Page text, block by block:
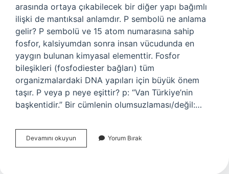
arasında ortaya çıkabilecek bir diğer yapı bağımlı
ilişki de mantıksal anlamdır. P sembolü ne anlama
gelir? P sembolü ve 15 atom numarasına sahip
fosfor, kalsiyumdan sonra insan vücudunda en
yaygın bulunan kimyasal elementtir. Fosfor
bileşikleri (fosfodiester bağları) tüm
organizmalardaki DNA yapıları için büyük önem
taşır. P veya p neye eşittir? p: “Van Türkiye’nin
başkentidir.” Bir cümlenin olumsuzlaması/değil:…
Devamını okuyun Matematikte
P
Yorum Bırak